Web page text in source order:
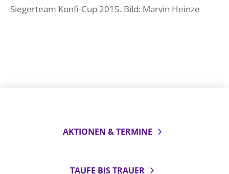
Siegerteam Konfi-Cup 2015. Bild: Marvin Heinze
AKTIONEN & TERMINE
TAUFE BIS TRAUER